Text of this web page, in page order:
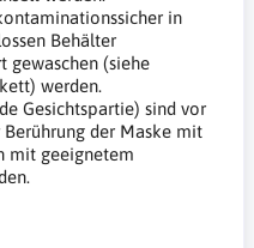
in
Behälter
gewaschen (siehe
werden.
Gesichtspartie) sind vor
der Maske mit
mit geeignetem